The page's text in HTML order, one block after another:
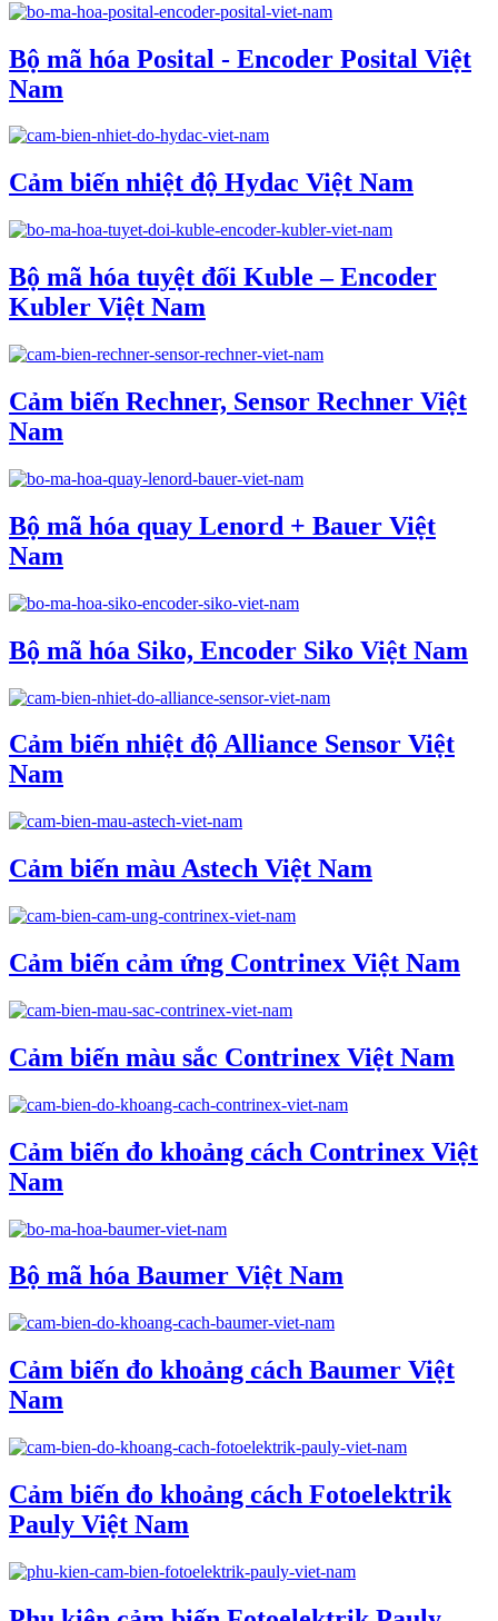
Bộ mã hóa Posital - Encoder Posital Việt
Nam
Cảm biến nhiệt độ Hydac Việt Nam
Bộ mã hóa tuyệt đối Kuble – Encoder
Kubler Việt Nam
Cảm biến Rechner, Sensor Rechner Việt
Nam
Bộ mã hóa quay Lenord + Bauer Việt
Nam
Bộ mã hóa Siko, Encoder Siko Việt Nam
Cảm biến nhiệt độ Alliance Sensor Việt
Nam
Cảm biến màu Astech Việt Nam
Cảm biến cảm ứng Contrinex Việt Nam
Cảm biến màu sắc Contrinex Việt Nam
Cảm biến đo khoảng cách Contrinex Việt
Nam
Bộ mã hóa Baumer Việt Nam
Cảm biến đo khoảng cách Baumer Việt
Nam
Cảm biến đo khoảng cách Fotoelektrik
Pauly Việt Nam